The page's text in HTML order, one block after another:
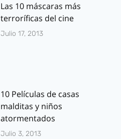
Las 10 máscaras más
terroríficas del cine
Julio 17, 2013
10 Películas de casas
malditas y niños
atormentados
Julio 3, 2013